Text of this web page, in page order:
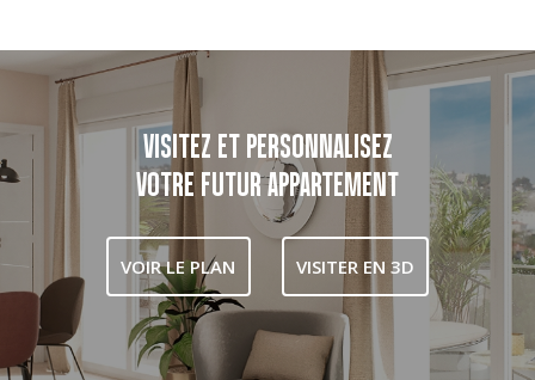
VISITEZ ET PERSONNALISEZ
VOTRE FUTUR APPARTEMENT
VOIR LE PLAN VISITER EN 3D